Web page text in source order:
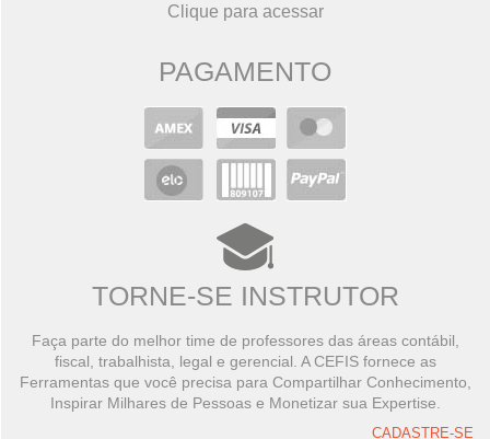
Clique para acessar
PAGAMENTO
TORNE-SE INSTRUTOR
Faça parte do melhor time de professores das áreas contábil,
fiscal, trabalhista, legal e gerencial. A CEFIS fornece as
Ferramentas que você precisa para Compartilhar Conhecimento,
Inspirar Milhares de Pessoas e Monetizar sua Expertise.
CADASTRE-SE